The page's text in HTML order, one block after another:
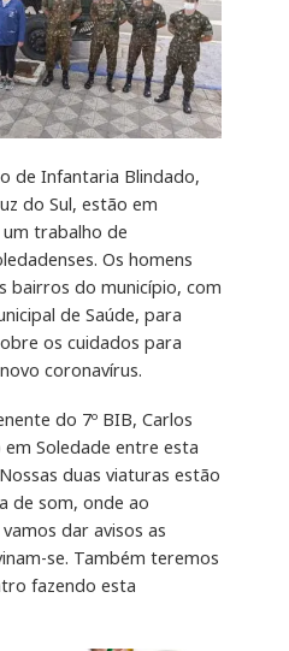
de Infantaria Blindado,
do Sul, estão em
trabalho de
Os homens
bairros do município, com
de Saúde, para
os cuidados para
coronavírus.
do 7º BIB, Carlos
Soledade entre esta
duas viaturas estão
de som, onde ao
dar avisos as
se. Também teremos
fazendo esta